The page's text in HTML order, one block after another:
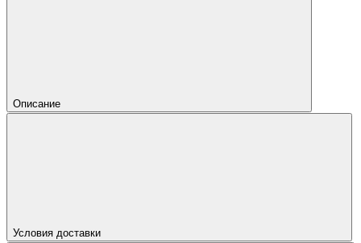
Описание
Условия доставки